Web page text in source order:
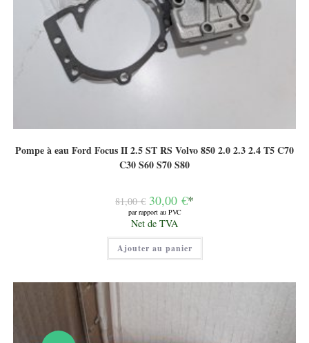
Pompe à eau Ford Focus II 2.5 ST RS Volvo 850 2.0 2.3 2.4 T5 C70
C30 S60 S70 S80
81,00€ Le
prix
initial
était :
81,00 €.
30,00 €*
par rapport au PVC
Le
prix
actuel
est :
30,00 €.
Net de TVA
Ajouter au panier